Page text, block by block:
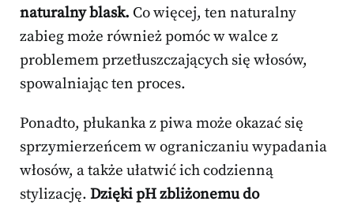
naturalny blask. Co więcej, ten naturalny
zabieg może również pomóc w walce z
problemem przetłuszczających się włosów,
spowalniając ten proces.
Ponadto, płukanka z piwa może okazać się
sprzymierzeńcem w ograniczaniu wypadania
włosów, a także ułatwić ich codzienną
stylizację. Dzięki pH zbliżonemu do